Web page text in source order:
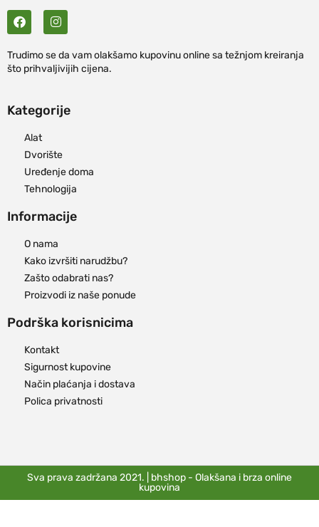
Trudimo se da vam olakšamo kupovinu online sa težnjom kreiranja
što prihvaljivijih cijena.
Kategorije
Alat
Dvorište
Uređenje doma
Tehnologija
Informacije
O nama
Kako izvršiti narudžbu?
Zašto odabrati nas?
Proizvodi iz naše ponude
Podrška korisnicima
Kontakt
Sigurnost kupovine
Način plaćanja i dostava
Polica privatnosti
Sva prava zadržana 2021. | bhshop - Olakšana i brza online
kupovina